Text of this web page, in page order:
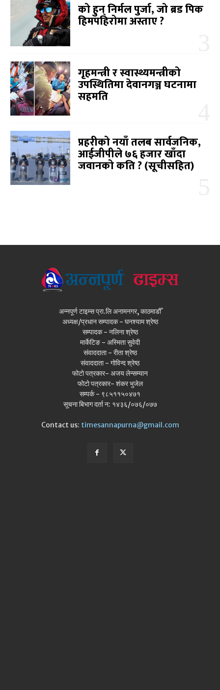
को हुन् निर्मल पुर्जा, जो ब्रड पिक
हिमपहिरोमा अस्ताए ?
गृहमन्त्री र स्वास्थ्यमन्त्रीको
उपस्थितिमा देवानगञ्ज घटनामा
सहमति
प्रहरीको नयाँ तलब सार्वजनिक,
आईजीपीले ७६ हजार खाँदा
जवानको कति ? (सूचीसहित)
अन्नपूर्ण टाइम्स प्रा.लि अनामनगर, काठमाडौँ
अध्यक्ष/प्रधान सम्पादक - घनश्याम श्रेष्ठ
सम्पादक - नलिना श्रेष्ठ
मार्केटिङ - अस्मिता सुवेदी
संवाददाता - रीता श्रेष्ठ
संवाददाता - गोविन्द श्रेष्ठ
फोटो पत्रकार- अजय लेन्सम्यान
फोटो पत्रकार- शंकर भुजेल
सम्पर्क - ९८५११५०४७१
सूचना बिभाग दर्ता न: १४३६/०७६/०७७
Contact us: timesannapurna@gmail.com